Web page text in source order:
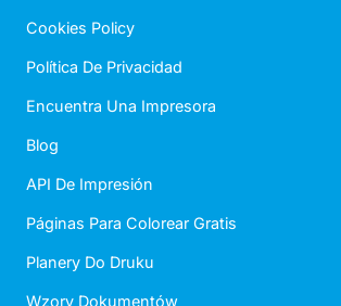
Cookies Policy
Política De Privacidad
Encuentra Una Impresora
Blog
API De Impresión
Páginas Para Colorear Gratis
Planery Do Druku
Wzory Dokumentów